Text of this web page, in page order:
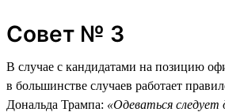
Совет № 3
В случае с кандидатами на позицию
в большинстве случаев работает
Дональда Трампа: «Одеваться